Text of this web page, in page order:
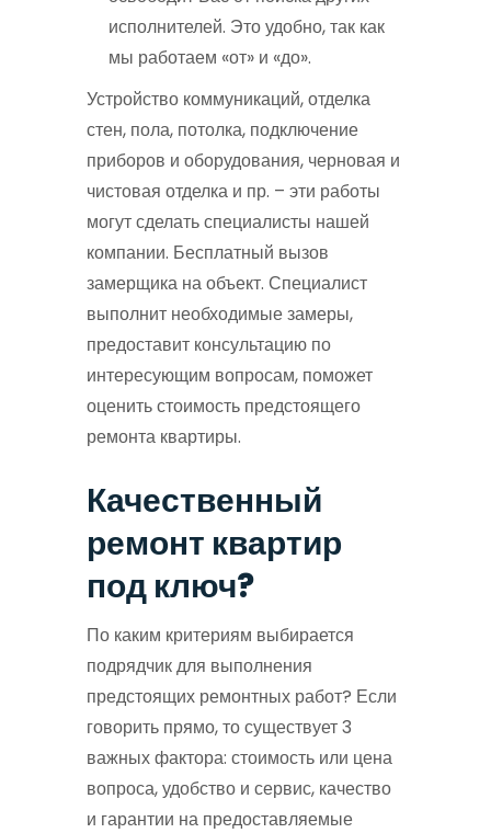
исполнителей. Это удобно, так как
мы работаем «от» и «до».
Устройство коммуникаций, отделка
стен, пола, потолка, подключение
приборов и оборудования, черновая и
чистовая отделка и пр. – эти работы
могут сделать специалисты нашей
компании. Бесплатный вызов
замерщика на объект. Специалист
выполнит необходимые замеры,
предоставит консультацию по
интересующим вопросам, поможет
оценить стоимость предстоящего
ремонта квартиры.
Качественный
ремонт квартир
под ключ?
По каким критериям выбирается
подрядчик для выполнения
предстоящих ремонтных работ? Если
говорить прямо, то существует 3
важных фактора: стоимость или цена
вопроса, удобство и сервис, качество
и гарантии на предоставляемые